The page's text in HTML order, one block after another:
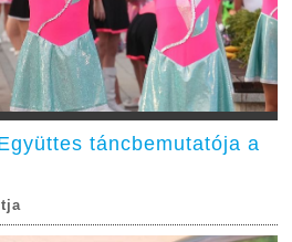
táncbemutatója a